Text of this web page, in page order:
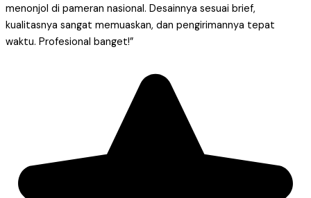
menonjol di pameran nasional. Desainnya sesuai brief,
kualitasnya sangat memuaskan, dan pengirimannya tepat
waktu. Profesional banget!”